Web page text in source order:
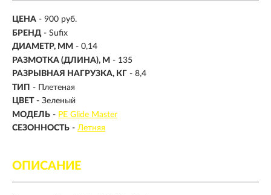
ЦЕНА - 900 руб.
БРЕНД - Sufix
ДИАМЕТР, ММ - 0,14
РАЗМОТКА (ДЛИНА), М - 135
РАЗРЫВНАЯ НАГРУЗКА, КГ - 8,4
ТИП - Плетеная
ЦВЕТ - Зеленый
МОДЕЛЬ - PE Glide Master
СЕЗОННОСТЬ - Летняя
ОПИСАНИЕ